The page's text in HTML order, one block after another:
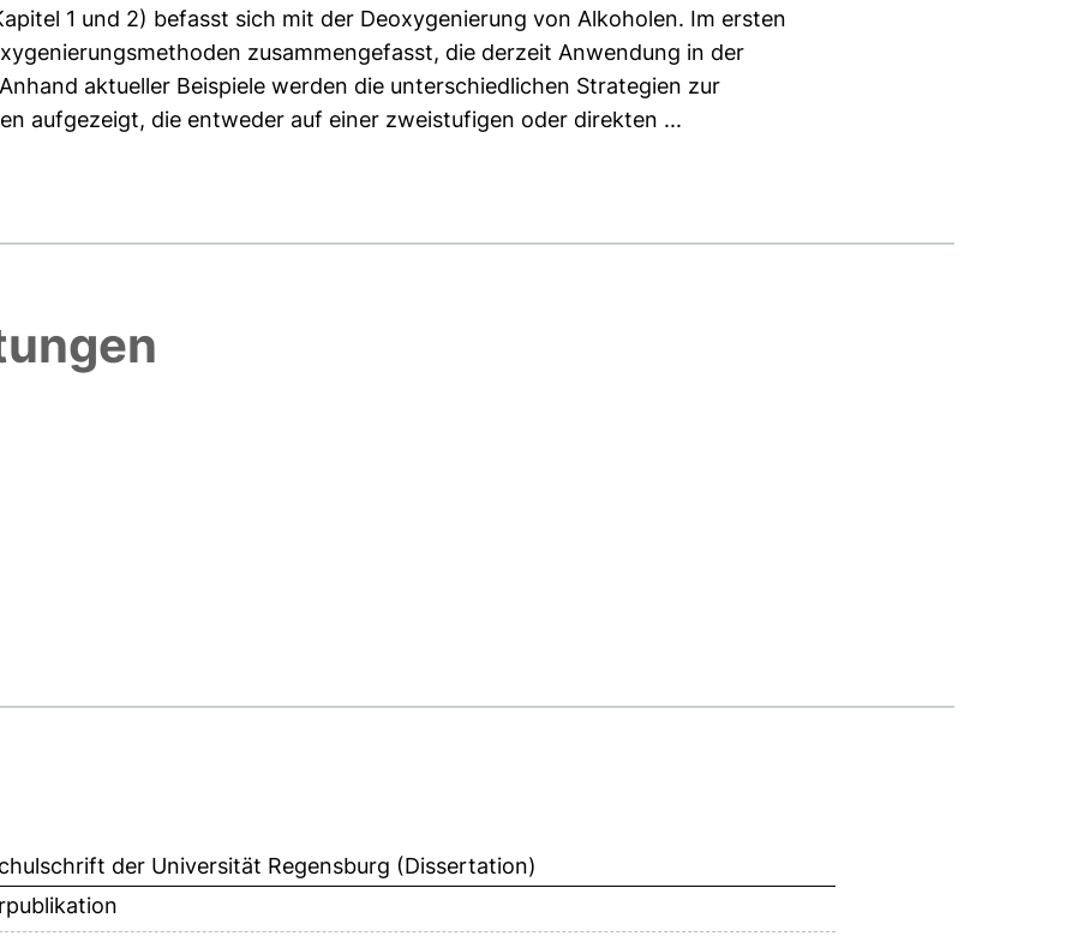
1 und 2) befasst sich mit der Deoxygenierung von Alkoholen. Im ersten
zusammengefasst, die derzeit Anwendung in der
aktueller Beispiele werden die unterschiedlichen Strategien zur
aufgezeigt, die entweder auf einer zweistufigen oder direkten ...
der Universität Regensburg (Dissertation)